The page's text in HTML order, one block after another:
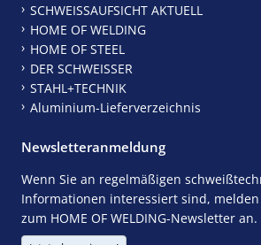
SCHWEISSAUFSICHT AKTUELL
HOME OF WELDING
HOME OF STEEL
DER SCHWEISSER
STAHL+TECHNIK
Aluminium-Lieferverzeichnis
Newsletteranmeldung
Wenn Sie an regelmäßigen
Informationen interessiert sind, melden
zum HOME OF WELDING-Newsletter an.